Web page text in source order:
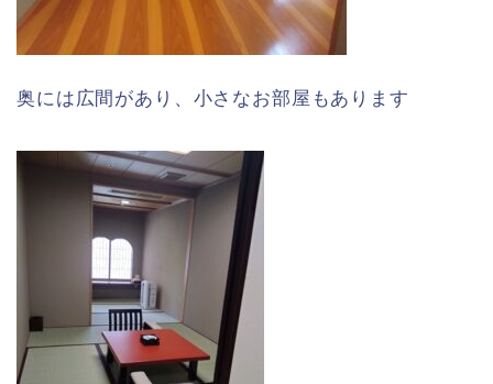
奥には広間があり、小さなお部屋もあります